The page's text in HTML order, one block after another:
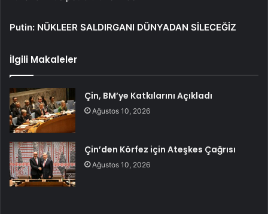
Putin: NÜKLEER SALDIRGANI DÜNYADAN SİLECEĞİZ
İlgili Makaleler
Çin, BM’ye Katkılarını Açıkladı
Ağustos 10, 2026
Çin’den Körfez için Ateşkes Çağrısı
Ağustos 10, 2026